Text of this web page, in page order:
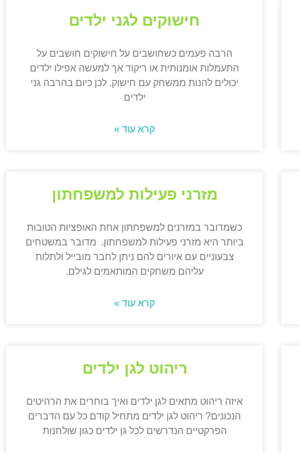
חישוקים לגני ילדים
הרבה פעמים כשחושבים על חישוקים חושבים על
התעמלות אומנותית או ריקוד אך למעשה אפילו ילדים
יכולים להנות ממשחק עם חישוק. לכן כיום בהרבה גני
ילדים
קרא עוד »
מזרני פעילות למשפחתון
כשמדובר במזרנים למשפחתון אחת האופציות הטובות
ביותר היא מזרני פעילות למשפחתון. מדובר במשטחים
צבעוניים עם איורים להם ניתן לחבר מובייל ולתלות
עליהם משחקים המותאמים לגילם.
קרא עוד »
ריהוט לגן ילדים
איזה ריהוט מתאים לגן ילדים ואיך בוחרים את הרהיטים
הנכונים? ריהוט לגן ילדים מתחיל קודם כל עם הדברים
הפרקטיים הנדרשים לכל גן ילדים כגון שולחנות